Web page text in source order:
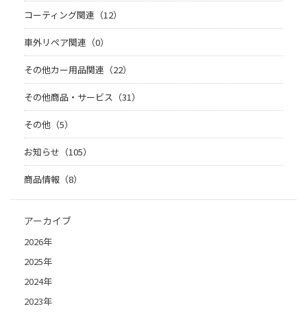
コーティング関連（12）
車外リペア関連（0）
その他カー用品関連（22）
その他商品・サービス（31）
その他（5）
お知らせ（105）
商品情報（8）
アーカイブ
2026年
2025年
2024年
2023年